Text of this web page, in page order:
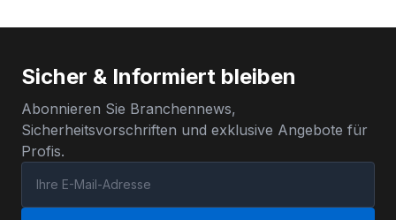
Sicher & Informiert bleiben
Abonnieren Sie Branchennews,
Sicherheitsvorschriften und exklusive Angebote für
Profis.